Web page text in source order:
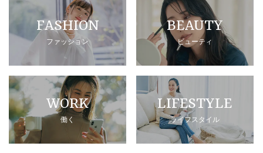
FASHION
ファッション
BEAUTY
ビューティ
WORK
働く
LIFESTYLE
ライフスタイル